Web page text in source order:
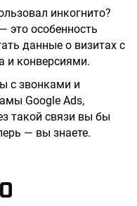
инкогнито?
это особенность
данные о визитах с
и конверсиями.
с звонками и
Google Ads,
такой связи вы бы
— вы знаете.